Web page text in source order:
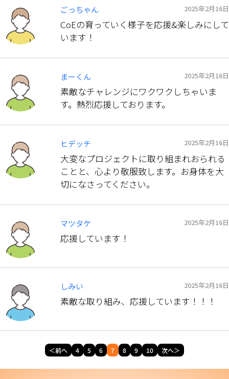
ごっちゃん 2025年2月16日
CoEの育っていく様子を応援&楽しみにして
います！
まーくん 2025年2月16日
素敵なチャレンジにワクワクしちゃいま
す。熱烈応援しております。
ヒデッチ 2025年2月16日
大変なプロジェクトに取り組まれおられる
ことと、心より敬服致します。お身体を大
切になさってください。
マツタケ 2025年2月16日
応援しています！
しみい 2025年2月16日
素敵な取り組み、応援しています！！！
＜前へ 4 5 6 7 8 9 10 次へ＞